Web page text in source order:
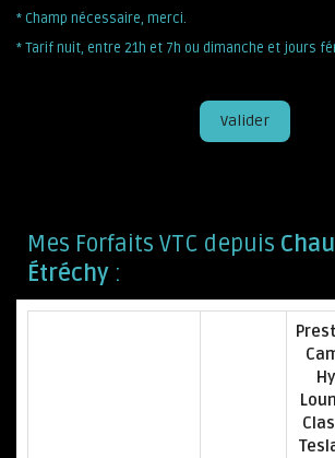
* Champ nécessaire, merci.
* Tarif nuit, entre 21h et 7h ou dimanche et jours
Valider
Mes Forfaits VTC depuis
Étréchy :